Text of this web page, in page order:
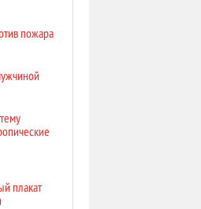
пожара
плакат